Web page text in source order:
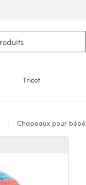
Tricot
Chapeaux pour bébé